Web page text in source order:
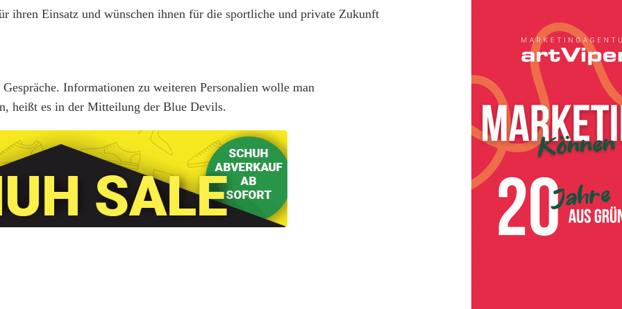
ihren Einsatz und wünschen ihnen für die sportliche und private Zukunft
Informationen zu weiteren Personalien wolle man
heißt es in der Mitteilung der Blue Devils.